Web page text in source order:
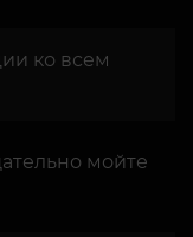
ко всем
мойте